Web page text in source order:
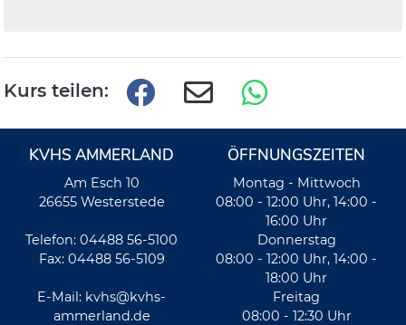
Kurs teilen:
KVHS AMMERLAND
Am Esch 10
26655 Westerstede
Telefon: 04488 56-5100
Fax: 04488 56-5109
E-Mail: kvhs@kvhs-
ammerland.de
ÖFFNUNGSZEITEN
Montag - Mittwoch
08:00 - 12:00 Uhr, 14:00 -
16:00 Uhr
Donnerstag
08:00 - 12:00 Uhr, 14:00 -
18:00 Uhr
Freitag
08:00 - 12:30 Uhr